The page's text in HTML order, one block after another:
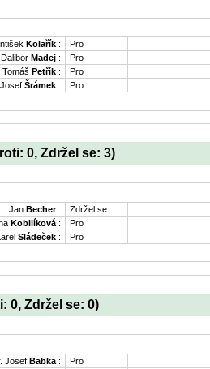
Kolařík :
Pro
Dalibor Madej :
Pro
Tomáš Petřík :
Pro
Josef Šrámek : Pro
0, Zdržel se: 3)
Jan Becher:
Zdržel se
Kobilíková :
Pro
Sládeček : Pro
0, Zdržel se: 0)
Josef Babka :
Pro